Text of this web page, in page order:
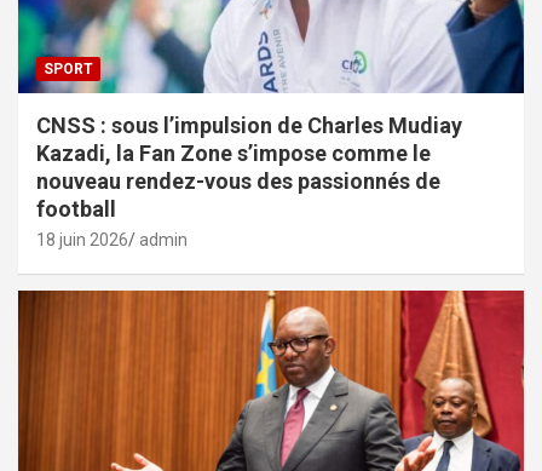
SPORT
CNSS : sous l’impulsion de Charles Mudiay
Kazadi, la Fan Zone s’impose comme le
nouveau rendez-vous des passionnés de
football
18 juin 2026 admin